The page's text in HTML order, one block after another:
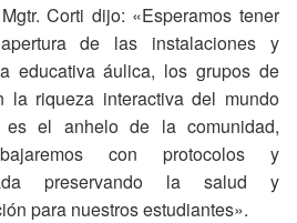
Corti dijo: «Esperamos tener
de las instalaciones y
educativa áulica, los grupos de
la riqueza interactiva del mundo
el anhelo de la comunidad,
con protocolos y
preservando la salud y
para nuestros estudiantes».